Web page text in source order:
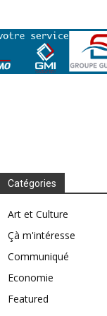
Catégories
Art et Culture
Çà m'intéresse
Communiqué
Economie
Featured